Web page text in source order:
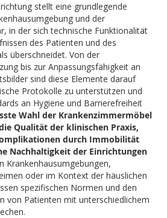
stellt eine grundlegende
und der
in der sich technische Funktionalität
des Patienten und des
überschneidet. Von der
bis zur Anpassungsfähigkeit an
sind diese Elemente darauf
Protokolle zu unterstützen und
an Hygiene und Barrierefreiheit
Wahl der Krankenzimmermöbel
Qualität der klinischen Praxis,
durch Immobilität
Nachhaltigkeit der Einrichtungen
Krankenhausumgebungen,
oder im Kontext der häuslichen
spezifischen Normen und den
von Patienten mit unterschiedlichem